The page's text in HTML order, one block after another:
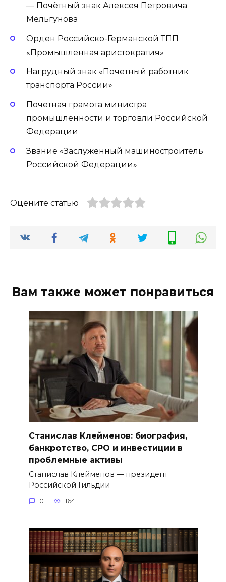
— Почётный знак Алексея Петровича
Мельгунова
Орден Российско-Германской ТПП
«Промышленная аристократия»
Нагрудный знак «Почетный работник
транспорта России»
Почетная грамота министра
промышленности и торговли Российской
Федерации
Звание «Заслуженный машиностроитель
Российской Федерации»
Оцените статью
Вам также может понравиться
Станислав Клейменов: биография,
банкротство, СРО и инвестиции в
проблемные активы
Станислав Клейменов — президент
Российской Гильдии
0 164